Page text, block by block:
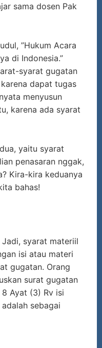
sama dosen Pak
”Hukum Acara
di Indonesia.”
syarat gugatan
dapat tugas
menyusun
karena ada syarat
yaitu syarat
penasaran nggak,
Kira-kira keduanya
bahas!
syarat materiil
isi atau materi
gugatan. Orang
surat gugatan
Ayat (3) Rv isi
sebagai